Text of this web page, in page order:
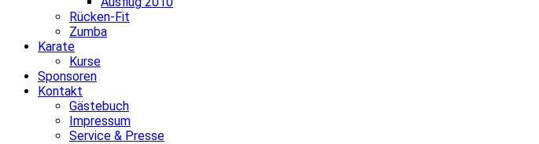
Rücken-Fit
Zumba
Karate
Kurse
Sponsoren
Kontakt
Gästebuch
Impressum
Service & Presse